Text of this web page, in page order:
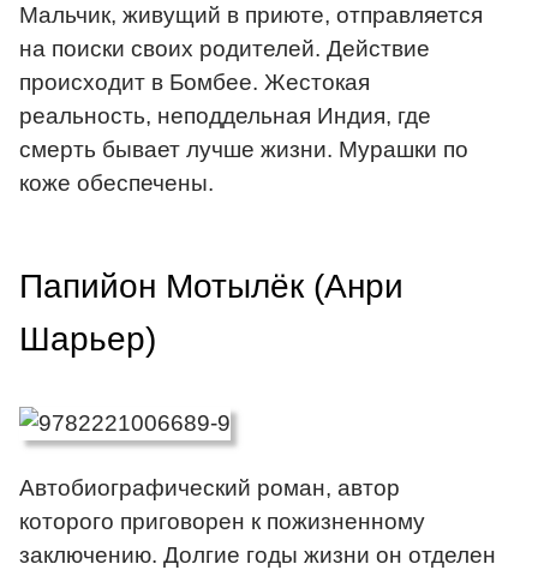
Мальчик, живущий в приюте, отправляется
на поиски своих родителей. Действие
происходит в Бомбее. Жестокая
реальность, неподдельная Индия, где
смерть бывает лучше жизни. Мурашки по
коже обеспечены.
Папийон Мотылёк (Анри
Шарьер)
Автобиографический роман, автор
которого приговорен к пожизненному
заключению. Долгие годы жизни он отделен